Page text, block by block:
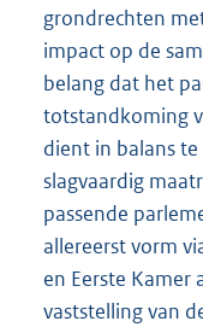
grondrechten
impact op de
belang dat het
totstandkoming
dient in balans
slagvaardig
passende
allereerst vorm
en Eerste Kamer
vaststelling van